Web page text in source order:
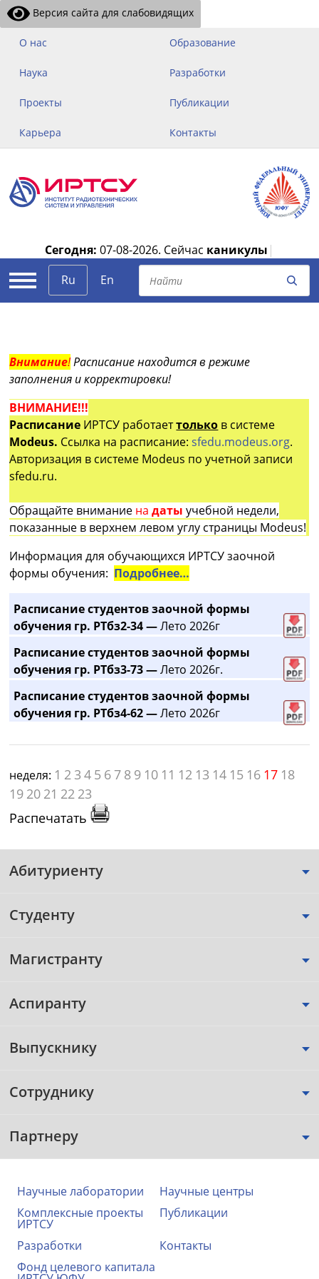
Версия сайта для слабовидящих
О нас Образование
Наука Разработки
Проекты Публикации
Карьера Контакты
Сегодня: 07-08-2026. Сейчас каникулы |
Ru
En
Внимание!Расписание находится в режиме
заполнения и корректировки!
ВНИМАНИЕ!!!
Расписание ИРТСУ работаеттолько в системе
Modeus. Ссылка на расписание:sfedu.modeus.org.
Авторизация в системе Modeus по учетной записи
sfedu.ru.
Обращайте внимание на датыучебной недели,
показанные в верхнем левом углу страницы Modeus!
Информация для обучающихся ИРТСУ заочной
формы обучения: Подробнее…
Расписание студентов заочной формы
обучения гр. РТбз2-34 —Лето 2026г
Расписание студентов заочной формы
обучения гр. РТбз3-73 —Лето 2026г.
Расписание студентов заочной формы
обучения гр. РТбз4-62 —Лето 2026г
неделя: 1 2 3 4 5 6 7 8 9 10 11 12 13 14 15 16 17 18
19 20 21 22 23
Распечатать
Абитуриенту
Студенту
Магистранту
Аспиранту
Выпускнику
Сотруднику
Партнеру
Научные лаборатории
Научные центры
Комплексные проекты
ИРТСУ
Публикации
Разработки
Контакты
Фонд целевого капитала